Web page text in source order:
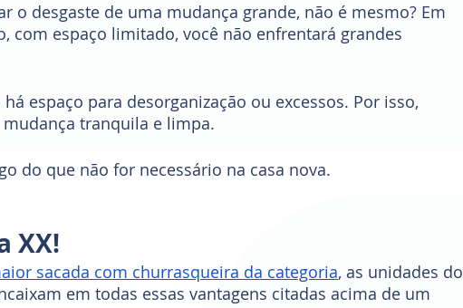
o desgaste de uma mudança grande, não é mesmo? Em
com espaço limitado, você não enfrentará grandes
espaço para desorganização ou excessos. Por isso,
tranquila e limpa.
do que não for necessário na casa nova.
XX!
sacada com churrasqueira da categoria, as unidades do
em todas essas vantagens citadas acima de um